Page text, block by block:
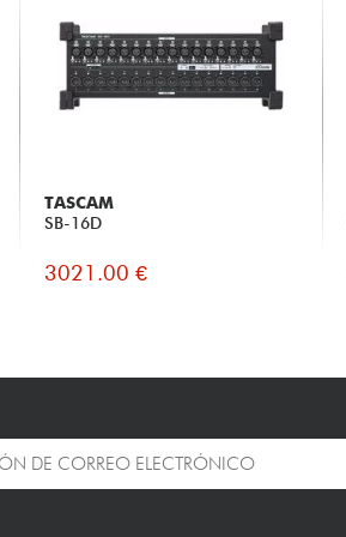
TASCAM
SB-16D
3021.00 €